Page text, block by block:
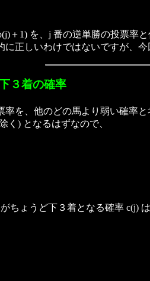
＋1) を、j 番の逆単勝の投票率
に正しいわけではないですが、
３着の確率
を、他のどの馬より弱い確率と
く) となるはずなので、
ょうど下３着となる確率 c(j) は